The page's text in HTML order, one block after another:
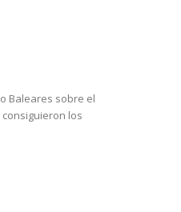
Baleares sobre el
los